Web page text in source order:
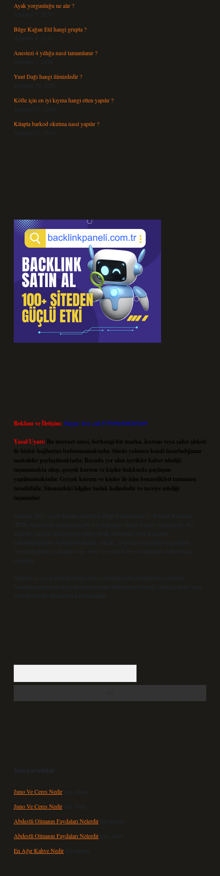
Ayak yorgunluğu ne alır ?
Ağustos 5, 2026
Bilge Kağan Etil hangi grupta ?
Ağustos 4, 2026
Anestezi 4 yıllığa nasıl tamamlanır ?
Ağustos 4, 2026
Yunt Dağı hangi ilimizdedir ?
Temmuz 29, 2026
Köfte için en iyi kıyma hangi etten yapılır ?
Temmuz 27, 2026
Kitapta barkod okutma nasıl yapılır ?
Temmuz 25, 2026
Reklam ve İletişim: Skype: live:.cid.575569c608265c69
Yasal Uyarı: Bu internet sitesi, herhangi bir marka, kurum veya şahıs şirketi
ile hiçbir bağlantısı bulunmamaktadır. Sitede yalnızca kendi hazırladığımız
makaleler paylaşılmaktadır. Burada yer alan içerikler haber niteliği
taşımamakta olup, gerçek kurum ve kişiler hakkında paylaşım
yapılmamaktadır. Gerçek kurum ve kişiler ile isim benzerlikleri tamamen
tesadüfidir. Sitemizdeki bilgiler taslak halindedir ve tavsiye niteliği
taşımazlar.
Sitemiz, 5651 Sayılı Kanun gereğince Bilgi Teknolojileri ve İletişim Kurumu
(BTK) tarafından onaylanmış bir Yer Sağlayıcı olarak hizmet vermektedir. Bu
nedenle, sitedeki içerikleri proaktif olarak denetleme veya araştırma
yükümlülüğümüz bulunmamaktadır. Ancak, üyelerimiz yazdıkları içeriklerin
sorumluluğunu taşımakta olup, siteye üye olarak bu sorumluluğu kabul etmiş
sayılırlar.
Hukuka ve yasal düzenlemelere aykırı olduğunu düşündüğünüz içerikleri,
backlinkpanelicomtr@gmail.com
adresine bildirmeniz halinde, ilgili içerikler yasal
süre içerisinde sitemizden kaldırılacaktır.
Son yorumlar
Juno Ve Ceres Nedir için
admin
Juno Ve Ceres Nedir için Altan
Abdestli Olmanın Faydaları Nelerdir için
admin
Abdestli Olmanın Faydaları Nelerdir için Alper
En Ağır Kahve Nedir için admin